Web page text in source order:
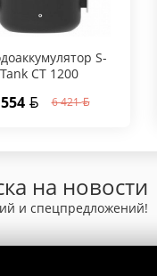
S-
Tank CT 1200
6 421
на новости
и спецпредложений!